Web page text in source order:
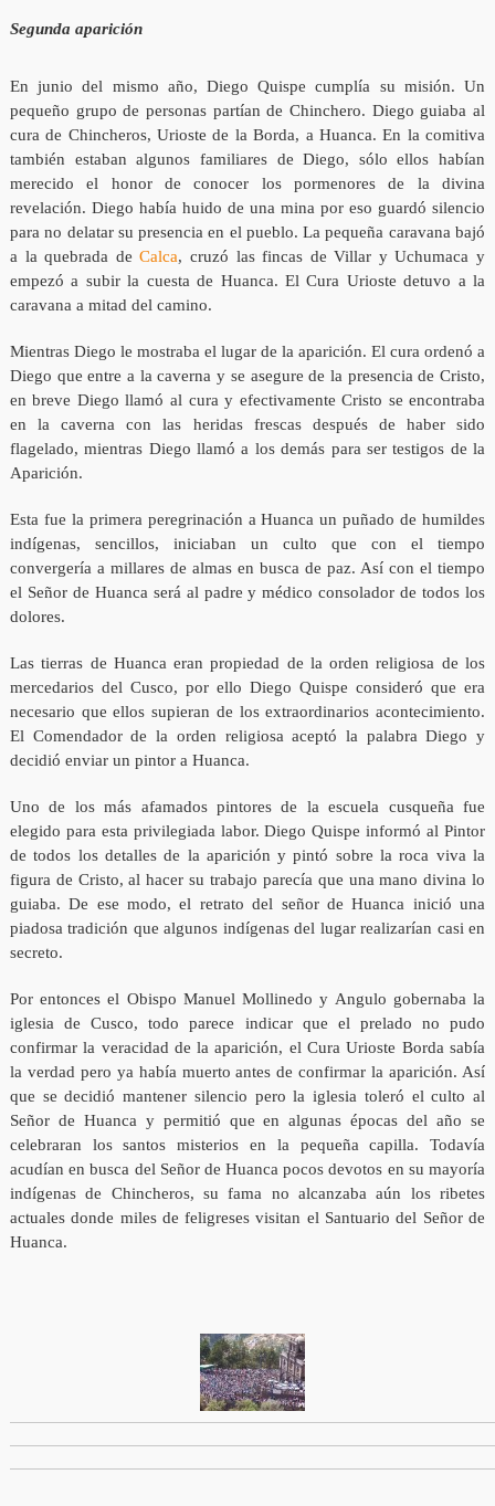
Segunda aparición
En junio del mismo año, Diego Quispe cumplía su misión. Un
pequeño grupo de personas partían de Chinchero. Diego guiaba al
cura de Chincheros, Urioste de la Borda, a Huanca. En la comitiva
también estaban algunos familiares de Diego, sólo ellos habían
merecido el honor de conocer los pormenores de la divina
revelación. Diego había huido de una mina por eso guardó silencio
para no delatar su presencia en el pueblo. La pequeña caravana bajó
a la quebrada deCalca, cruzó las fincas de Villar y Uchumaca y
empezó a subir la cuesta de Huanca. El Cura Urioste detuvo a la
caravana a mitad del camino.
Mientras Diego le mostraba el lugar de la aparición. El cura ordenó a
Diego que entre a la caverna y se asegure de la presencia de Cristo,
en breve Diego llamó al cura y efectivamente Cristo se encontraba
en la caverna con las heridas frescas después de haber sido
flagelado, mientras Diego llamó a los demás para ser testigos de la
Aparición.
Esta fue la primera peregrinación a Huanca un puñado de humildes
indígenas, sencillos, iniciaban un culto que con el tiempo
convergería a millares de almas en busca de paz. Así con el tiempo
el Señor de Huanca será al padre y médico consolador de todos los
dolores.
Las tierras de Huanca eran propiedad de la orden religiosa de los
mercedarios del Cusco, por ello Diego Quispe consideró que era
necesario que ellos supieran de los extraordinarios acontecimiento.
El Comendador de la orden religiosa aceptó la palabra Diego y
decidió enviar un pintor a Huanca.
Uno de los más afamados pintores de la escuela cusqueña fue
elegido para esta privilegiada labor. Diego Quispe informó al Pintor
de todos los detalles de la aparición y pintó sobre la roca viva la
figura de Cristo, al hacer su trabajo parecía que una mano divina lo
guiaba. De ese modo, el retrato del señor de Huanca inició una
piadosa tradición que algunos indígenas del lugar realizarían casi en
secreto.
Por entonces el Obispo Manuel Mollinedo y Angulo gobernaba la
iglesia de Cusco, todo parece indicar que el prelado no pudo
confirmar la veracidad de la aparición, el Cura Urioste Borda sabía
la verdad pero ya había muerto antes de confirmar la aparición. Así
que se decidió mantener silencio pero la iglesia toleró el culto al
Señor de Huanca y permitió que en algunas épocas del año se
celebraran los santos misterios en la pequeña capilla. Todavía
acudían en busca del Señor de Huanca pocos devotos en su mayoría
indígenas de Chincheros, su fama no alcanzaba aún los ribetes
actuales donde miles de feligreses visitan el Santuario del Señor de
Huanca.